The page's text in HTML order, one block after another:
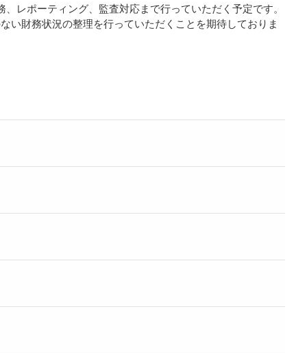
レポーティング、監査対応まで行っていただく予定です。
い財務状況の整理を行っていただくことを期待しておりま